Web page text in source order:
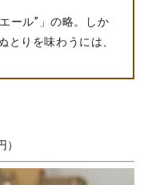
ール”」の略。しか
とりを味わうには、